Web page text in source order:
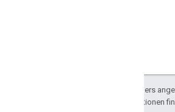
Sofern nicht anders
Weitere Informationen